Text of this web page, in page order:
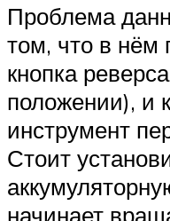
Проблема
том, что в нём
кнопка
положении), и
инструмент
Стоит
начинает